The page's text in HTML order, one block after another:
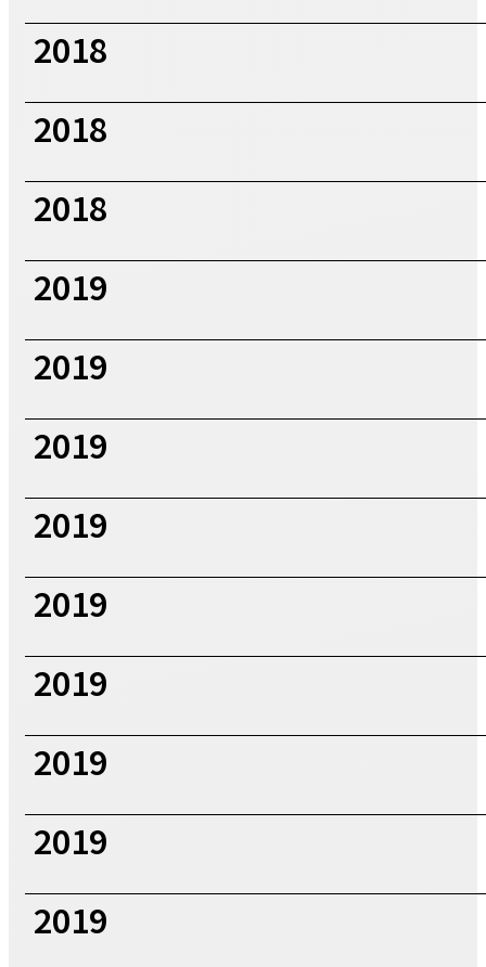
2018
2018
2018
2019
2019
2019
2019
2019
2019
2019
2019
2019